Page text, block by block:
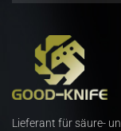
Lieferant für säure-